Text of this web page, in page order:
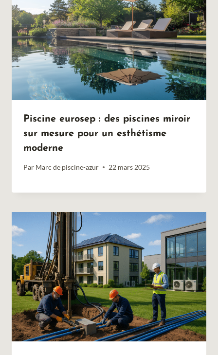
Piscine eurosep : des piscines miroir
sur mesure pour un esthétisme
moderne
Par Marc de piscine-azur 22 mars 2025